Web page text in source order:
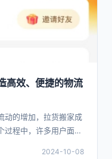
高效、便捷的物流
动的增加，拉货搬家成
过程中，许多用户面临
2024-10-08